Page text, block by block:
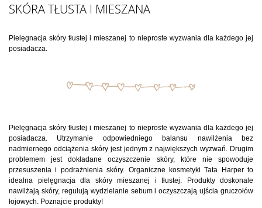
SKÓRA TŁUSTA I MIESZANA
Pielęgnacja skóry tłustej i mieszanej to nieproste wyzwania dla każdego jej
posiadacza.
Pielęgnacja skóry tłustej i mieszanej to nieproste wyzwania dla każdego jej
posiadacza. Utrzymanie odpowiedniego balansu nawilżenia bez
nadmiernego odciążenia skóry jest jednym z największych wyzwań. Drugim
problemem jest dokładane oczyszczenie skóry, które nie spowoduje
przesuszenia i podrażnienia skóry. Organiczne kosmetyki Tata Harper to
idealna pielęgnacja dla skóry mieszanej i tłustej. Produkty doskonale
nawilżają skóry, regulują wydzielanie sebum i oczyszczają ujścia gruczołów
łojowych. Poznajcie produkty!